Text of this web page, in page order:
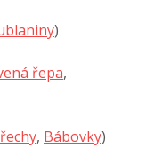
)
řepa,
, Bábovky)